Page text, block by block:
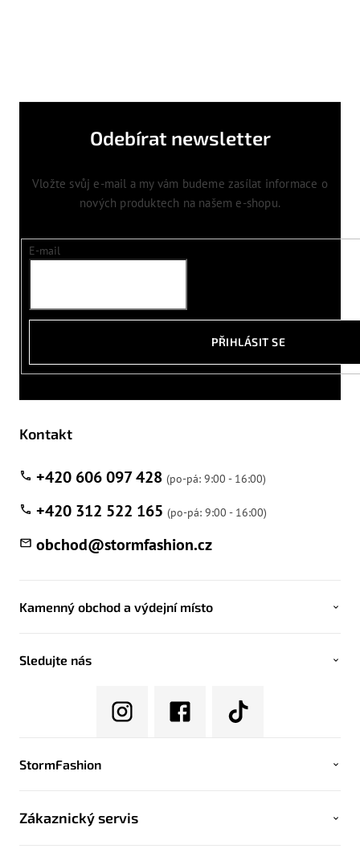
Odebírat newsletter
Vložte svůj e-mail a my vám budeme zasílat informace o
nových produktech na našem e-shopu.
E-mail
PŘIHLÁSIT SE
Kontakt
obchod@stormfashion.cz
+420 606 097 428
+420 312 522 165
Kamenný obchod a výdejní místo
Sledujte nás
StormFashion
Zákaznický servis